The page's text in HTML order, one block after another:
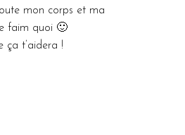
mon corps et ma
faim quoi 🙂
ça t’aidera !